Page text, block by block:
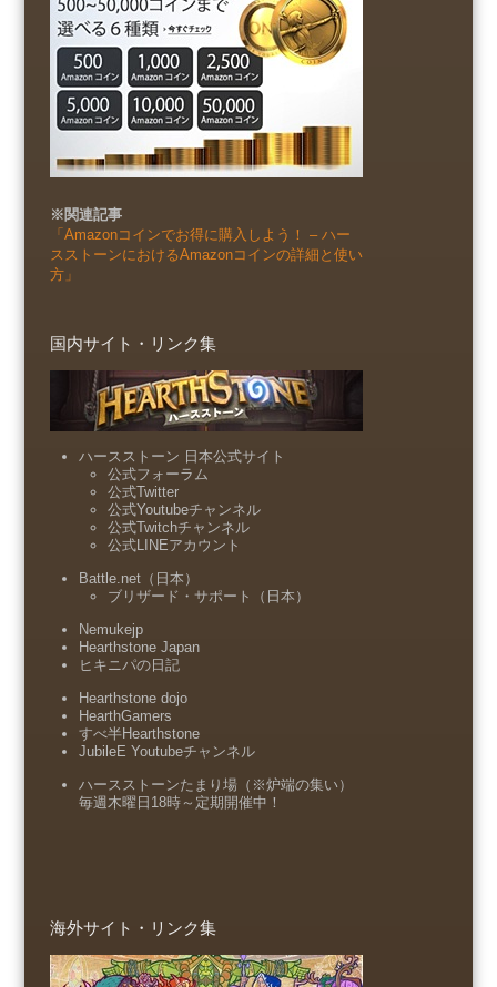
※関連記事
「Amazonコインでお得に購入しよう！ – ハー
スストーンにおけるAmazonコインの詳細と使い
方」
国内サイト・リンク集
ハースストーン 日本公式サイト
公式フォーラム
公式Twitter
公式Youtubeチャンネル
公式Twitchチャンネル
公式LINEアカウント
Battle.net（日本）
ブリザード・サポート（日本）
Nemukejp
Hearthstone Japan
ヒキニパの日記
Hearthstone dojo
HearthGamers
すべ半Hearthstone
JubileE Youtubeチャンネル
ハースストーンたまり場（※炉端の集い）
毎週木曜日18時～定期開催中！
海外サイト・リンク集